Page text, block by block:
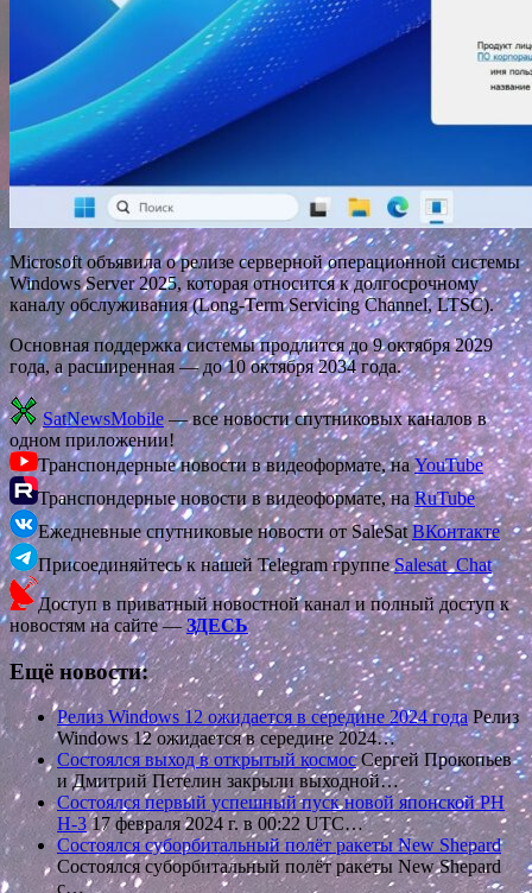
Microsoft объявила о релизе серверной операционной системы
Windows Server 2025, которая относится к долгосрочному
каналу обслуживания (Long-Term Servicing Channel, LTSC).
Основная поддержка системы продлится до 9 октября 2029
года, а расширенная — до 10 октября 2034 года.
SatNewsMobile — все новости спутниковых каналов в
одном приложении!
Транспондерные новости в видеоформате, наYouTube
Транспондерные новости в видеоформате, наRuTube
Ежедневные спутниковые новости от SaleSatВКонтакте
Присоединяйтесь к нашей Telegram группеSalesat_Chat
Доступ в приватный новостной канал и полный доступ к
новостям на сайте —ЗДЕСЬ
Ещё новости:
Релиз Windows 12 ожидается в середине 2024 года Релиз
Windows 12 ожидается в середине 2024…
Состоялся выход в открытый космосСергей Прокопьев
и Дмитрий Петелин закрыли выходной…
Состоялся первый успешный пуск новой японской РН
Н-317 февраля 2024 г. в 00:22 UTC…
Состоялся суборбитальный полёт ракеты New Shepard
Состоялся суборбитальный полёт ракеты New Shepard
с…